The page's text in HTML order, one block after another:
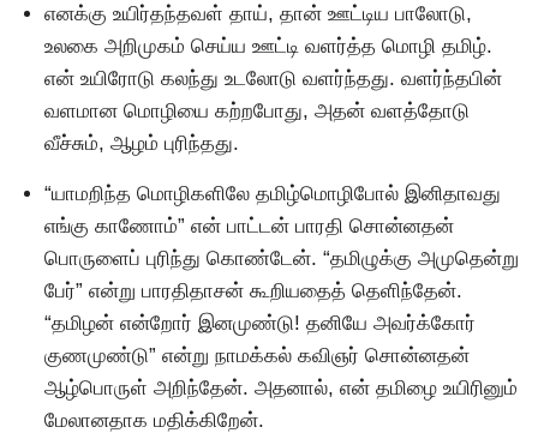
எனக்கு உயிர்தந்தவள் தாய், தான் ஊட்டிய பாலோடு,
உலகை அறிமுகம் செய்ய ஊட்டி வளர்த்த மொழி தமிழ்.
என் உயிரோடு கலந்து உடலோடு வளர்ந்தது. வளர்ந்தபின்
வளமான மொழியை கற்றபோது, அதன் வளத்தோடு
வீச்சும், ஆழம் புரிந்தது.
“யாமறிந்த மொழிகளிலே தமிழ்மொழிபோல் இனிதாவது
எங்கு காணோம்” என் பாட்டன் பாரதி சொன்னதன்
பொருளைப் புரிந்து கொண்டேன். “தமிழுக்கு அமுதென்று
பேர்” என்று பாரதிதாசன் கூறியதைத் தெளிந்தேன்.
“தமிழன் என்றோர் இனமுண்டு! தனியே அவர்க்கோர்
குணமுண்டு” என்று நாமக்கல் கவிஞர் சொன்னதன்
ஆழ்பொருள் அறிந்தேன். அதனால், என் தமிழை உயிரினும்
மேலானதாக மதிக்கிறேன்.